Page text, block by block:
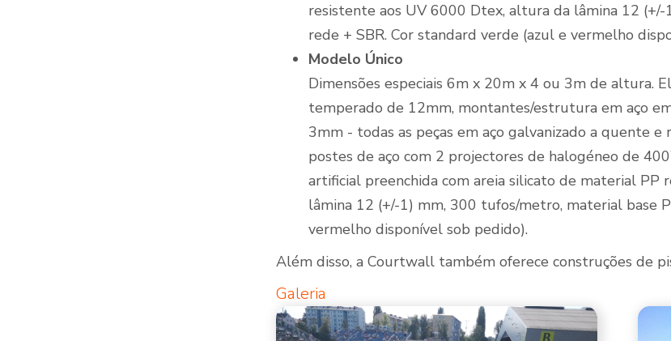
resistente aos UV 6000 Dtex, altura da lâmina 12
rede + SBR. Cor standard verde (azul e vermelho
Modelo Único
Dimensões especiais 6m x 20m x 4 ou 3m de altura.
temperado de 12mm, montantes/estrutura em aço
3mm - todas as peças em aço galvanizado a quente
postes de aço com 2 projectores de halogéneo de
artificial preenchida com areia silicato de material
lâmina 12 (+/-1) mm, 300 tufos/metro, material base
vermelho disponível sob pedido).
Além disso, a Courtwall também oferece construções de
Galeria